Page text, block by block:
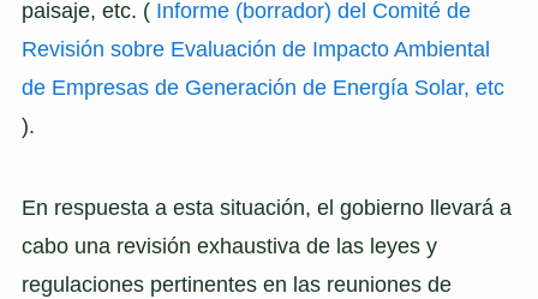
paisaje, etc. ( Informe (borrador) del Comité de
Revisión sobre Evaluación de Impacto Ambiental
de Empresas de Generación de Energía Solar, etc
).
En respuesta a esta situación, el gobierno llevará a
cabo una revisión exhaustiva de las leyes y
regulaciones pertinentes en las reuniones de